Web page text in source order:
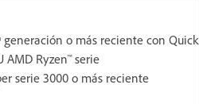
generación o más reciente con Quick
AMD Ryzen™ serie
serie 3000 o más reciente